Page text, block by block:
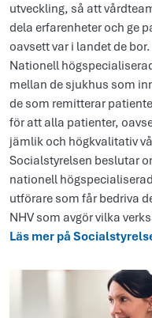
utveckling, så att
dela erfarenheter och ge
oavsett var i landet de bor.
Nationell
mellan de sjukhus som
de som remitterar
för att alla patienter,
jämlik och högkvalitativ
Socialstyrelsen beslutar
nationell
utförare som får bedriva
NHV som avgör vilka
Läs mer på